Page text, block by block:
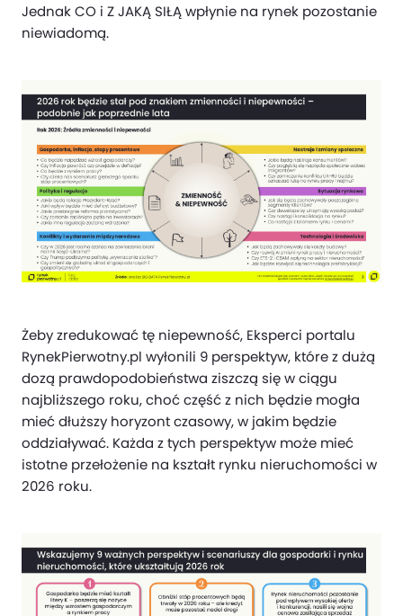
Jednak CO i Z JAKĄ SIŁĄ wpłynie na rynek pozostanie
niewiadomą.
Żeby zredukować tę niepewność, Eksperci portalu
RynekPierwotny.pl wyłonili 9 perspektyw, które z dużą
dozą prawdopodobieństwa ziszczą się w ciągu
najbliższego roku, choć część z nich będzie mogła
mieć dłuższy horyzont czasowy, w jakim będzie
oddziaływać. Każda z tych perspektyw może mieć
istotne przełożenie na kształt rynku nieruchomości w
2026 roku.